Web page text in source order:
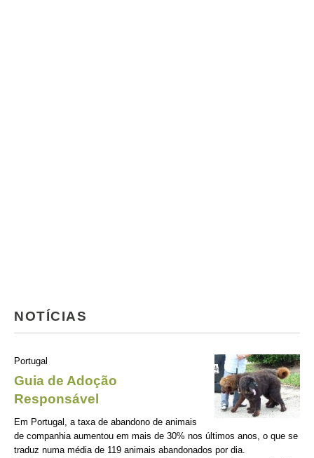
NOTÍCIAS
Portugal
Guia de Adoção
Responsável
Em Portugal, a taxa de abandono de animais
de companhia aumentou em mais de 30% nos últimos anos, o que se
traduz numa média de 119 animais abandonados por dia.